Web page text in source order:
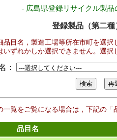
- 広島県登録リサイクル製
登録製品（第二
品目名，製造工場等所在市町を選択
いずれかしか選択できません。選択
：
一覧をご覧になる場合は，下記の「
品目名